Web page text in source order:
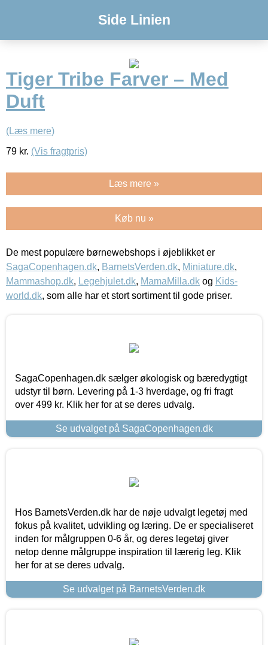
Side Linien
Tiger Tribe Farver – Med
Duft
(Læs mere)
79 kr. (Vis fragtpris)
Læs mere »
Køb nu »
De mest populære børnewebshops i øjeblikket er
SagaCopenhagen.dk, BarnetsVerden.dk, Miniature.dk,
Mammashop.dk, Legehjulet.dk, MamaMilla.dk og Kids-
world.dk, som alle har et stort sortiment til gode priser.
SagaCopenhagen.dk sælger økologisk og bæredygtigt
udstyr til børn. Levering på 1-3 hverdage, og fri fragt
over 499 kr. Klik her for at se deres udvalg.
Se udvalget på SagaCopenhagen.dk
Hos BarnetsVerden.dk har de nøje udvalgt legetøj med
fokus på kvalitet, udvikling og læring. De er specialiseret
inden for målgruppen 0-6 år, og deres legetøj giver
netop denne målgruppe inspiration til lærerig leg. Klik
her for at se deres udvalg.
Se udvalget på BarnetsVerden.dk